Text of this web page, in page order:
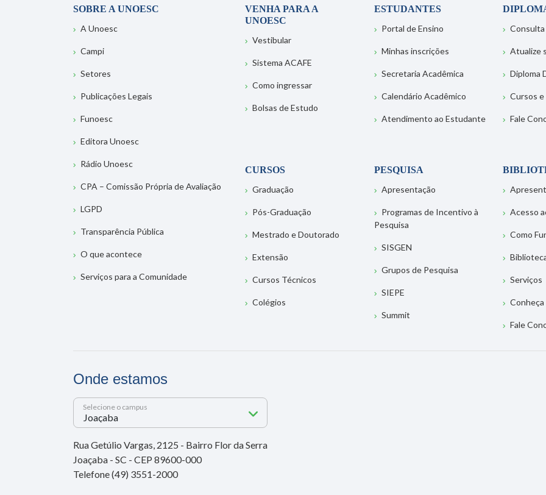
SOBRE A UNOESC
A Unoesc
Campi
Setores
Publicações Legais
Funoesc
Editora Unoesc
Rádio Unoesc
CPA – Comissão Própria de Avaliação
LGPD
Transparência Pública
O que acontece
Serviços para a Comunidade
VENHA PARA A
UNOESC
Vestibular
Sistema ACAFE
Como ingressar
Bolsas de Estudo
ESTUDANTES
Portal de Ensino
Minhas inscrições
Secretaria Acadêmica
Calendário Acadêmico
Atendimento ao Estudante
Consulta
Atualize
Diploma
Cursos
Fale
CURSOS
Graduação
Pós-Graduação
Mestrado e Doutorado
Extensão
Cursos Técnicos
Colégios
PESQUISA
Apresentação
Programas de Incentivo à
Pesquisa
SISGEN
Grupos de Pesquisa
SIEPE
Summit
Acesso
Como
Serviços
Fale
Onde estamos
Selecione o campus
Rua Getúlio Vargas, 2125 - Bairro Flor da Serra
Joaçaba - SC - CEP 89600-000
Telefone (49) 3551-2000